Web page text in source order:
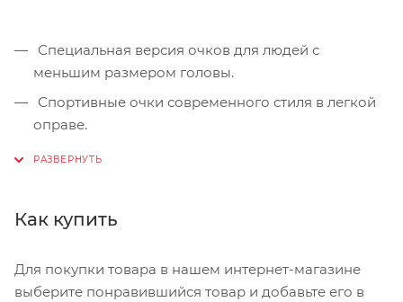
меньшим размером головы.
оправе.
Сменные поликарбонатные линзы.
Поликарбонатная оправа с регулируемой
переносицей.
Как купить
Для покупки товара в нашем интернет-магазине
выберите понравившийся товар и добавьте его в